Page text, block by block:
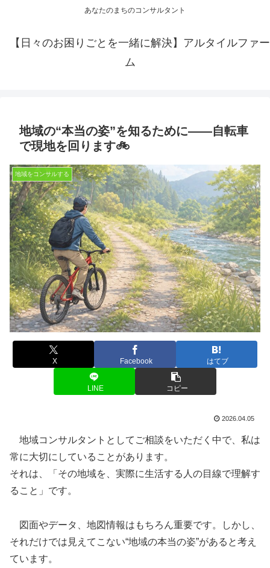
あなたのまちのコンサルタント
【日々のお困りごとを一緒に解決】アルタイルファー
ム
地域の“本当の姿”を知るために——自転車
で現地を回ります🚲
地域をコンサルする
X Facebook はてブ
LINE コピー
2026.04.05
地域コンサルタントとしてご相談をいただく中で、私は
常に大切にしていることがあります。
それは、「その地域を、実際に生活する人の目線で理解す
ること」です。
図面やデータ、地図情報はもちろん重要です。しかし、
それだけでは見えてこない“地域の本当の姿”があると考え
ています。